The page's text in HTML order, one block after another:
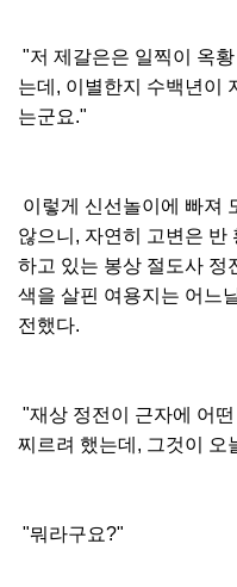
"저 제갈은은 일찍이 옥
는데, 이별한지 수백년이
는군요."
이렇게 신선놀이에 빠져
않으니, 자연히 고변은 반
하고 있는 봉상 절도사 정
색을 살핀 여용지는 어느
전했다.
"재상 정전이 근자에 어
찌르려 했는데, 그것이 오
"뭐라구요?"